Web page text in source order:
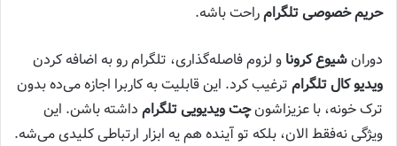
حریم خصوصی تلگرامراحت باشه.
دورانشیوع کرونا و لزوم فاصله‌گذاری، تلگرام رو به اضافه کردن
ویدیو کال تلگرام ترغیب کرد. این قابلیت به کاربرا اجازه می‌ده بدون
ترک خونه، با عزیزاشونچت ویدیویی تلگرام داشته باشن. این
ویژگی نه‌فقط الان، بلکه تو آینده هم یه ابزار ارتباطی کلیدی می‌شه.